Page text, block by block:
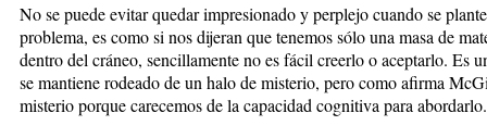
No se puede evitar quedar impresionado y perplejo cuando se
problema, es como si nos dijeran que tenemos sólo una masa de
dentro del cráneo, sencillamente no es fácil creerlo o aceptarlo. Es
se mantiene rodeado de un halo de misterio, pero como afirma
misterio porque carecemos de la capacidad cognitiva para abordarlo.